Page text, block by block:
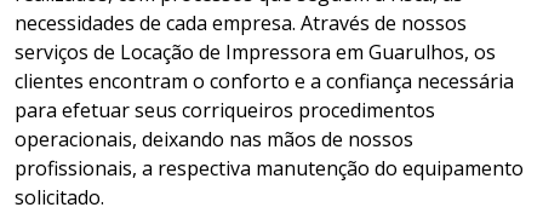
necessidades de cada empresa. Através de nossos
serviços de Locação de Impressora em Guarulhos, os
clientes encontram o conforto e a confiança necessária
para efetuar seus corriqueiros procedimentos
operacionais, deixando nas mãos de nossos
profissionais, a respectiva manutenção do equipamento
solicitado.